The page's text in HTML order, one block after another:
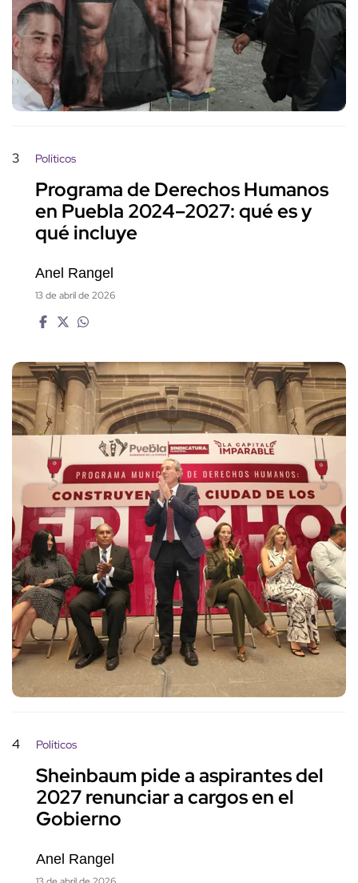
3 Políticos
Programa de Derechos Humanos
en Puebla 2024–2027: qué es y
qué incluye
Anel Rangel
13 de abril de 2026
4 Políticos
Sheinbaum pide a aspirantes del
2027 renunciar a cargos en el
Gobierno
Anel Rangel